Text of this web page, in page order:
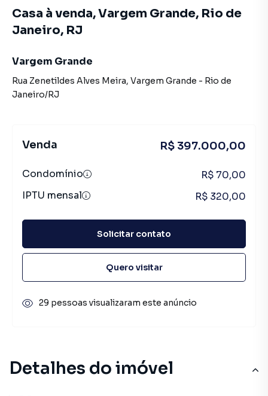
Detalhes do imóvel
Casa à venda, Vargem Grande, Rio de
Janeiro, RJ
Vargem Grande
Rua Zenetildes Alves Meira, Vargem Grande - Rio de
Janeiro/RJ
Venda R$ 397.000,00
Condomínio
R$ 70,00
IPTU mensal
R$ 320,00
Solicitar contato
Quero visitar
29 pessoas visualizaram este anúncio